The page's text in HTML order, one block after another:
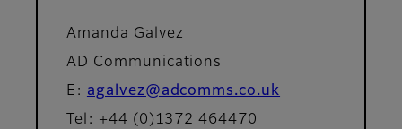
Amanda Galvez
AD Communications
E: agalvez@adcomms.co.uk
Tel: +44 (0)1372 464470